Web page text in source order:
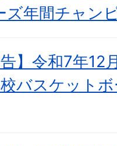
ズ年間チャン
告】令和7年
バスケット